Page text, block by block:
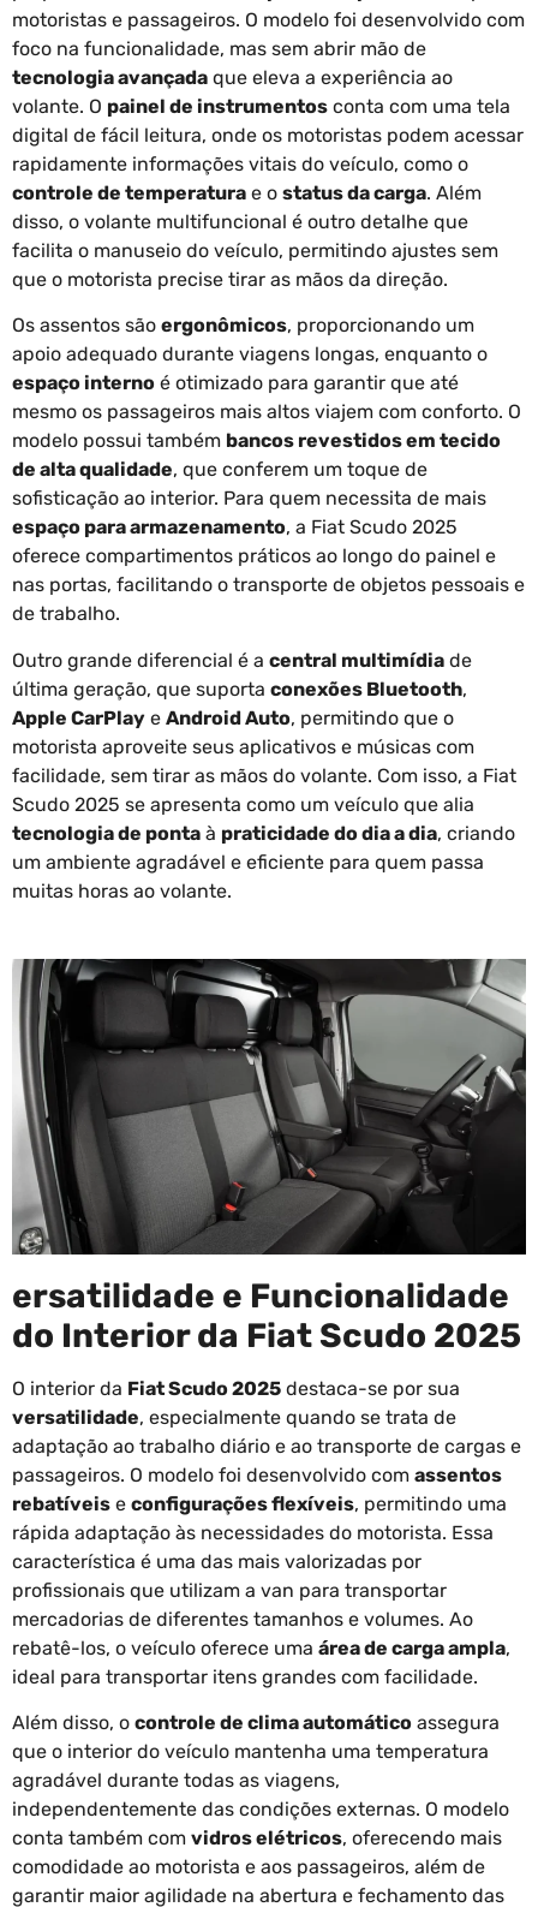
motoristas e passageiros. O modelo foi desenvolvido com
foco na funcionalidade, mas sem abrir mão de
tecnologia avançada que eleva a experiência ao
volante. O painel de instrumentos conta com uma tela
digital de fácil leitura, onde os motoristas podem acessar
rapidamente informações vitais do veículo, como o
controle de temperatura e o status da carga. Além
disso, o volante multifuncional é outro detalhe que
facilita o manuseio do veículo, permitindo ajustes sem
que o motorista precise tirar as mãos da direção.
Os assentos são ergonômicos, proporcionando um
apoio adequado durante viagens longas, enquanto o
espaço interno é otimizado para garantir que até
mesmo os passageiros mais altos viajem com conforto. O
modelo possui também bancos revestidos em tecido
de alta qualidade, que conferem um toque de
sofisticação ao interior. Para quem necessita de mais
espaço para armazenamento, a Fiat Scudo 2025
oferece compartimentos práticos ao longo do painel e
nas portas, facilitando o transporte de objetos pessoais e
de trabalho.
Outro grande diferencial é a central multimídia de
última geração, que suporta conexões Bluetooth,
Apple CarPlay e Android Auto, permitindo que o
motorista aproveite seus aplicativos e músicas com
facilidade, sem tirar as mãos do volante. Com isso, a Fiat
Scudo 2025 se apresenta como um veículo que alia
tecnologia de ponta à praticidade do dia a dia, criando
um ambiente agradável e eficiente para quem passa
muitas horas ao volante.
ersatilidade e Funcionalidade
do Interior da Fiat Scudo 2025
O interior da Fiat Scudo 2025 destaca-se por sua
versatilidade, especialmente quando se trata de
adaptação ao trabalho diário e ao transporte de cargas e
passageiros. O modelo foi desenvolvido com assentos
rebatíveis e configurações flexíveis, permitindo uma
rápida adaptação às necessidades do motorista. Essa
característica é uma das mais valorizadas por
profissionais que utilizam a van para transportar
mercadorias de diferentes tamanhos e volumes. Ao
rebatê-los, o veículo oferece uma área de carga ampla,
ideal para transportar itens grandes com facilidade.
Além disso, o controle de clima automático assegura
que o interior do veículo mantenha uma temperatura
agradável durante todas as viagens,
independentemente das condições externas. O modelo
conta também com vidros elétricos, oferecendo mais
comodidade ao motorista e aos passageiros, além de
garantir maior agilidade na abertura e fechamento das